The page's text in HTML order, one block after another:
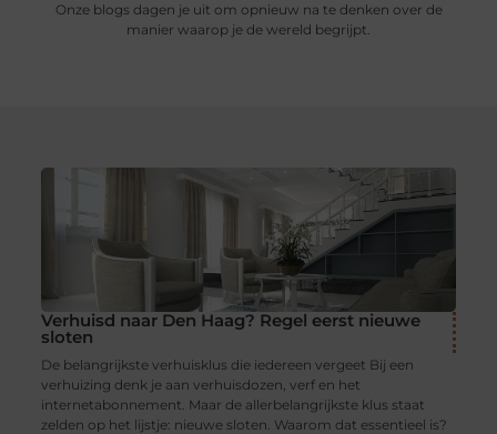
Onze blogs dagen je uit om opnieuw na te denken over de
manier waarop je de wereld begrijpt.
Verhuisd naar Den Haag? Regel eerst nieuwe
sloten
De belangrijkste verhuisklus die iedereen vergeet Bij een
verhuizing denk je aan verhuisdozen, verf en het
internetabonnement. Maar de allerbelangrijkste klus staat
zelden op het lijstje: nieuwe sloten. Waarom dat essentieel is?